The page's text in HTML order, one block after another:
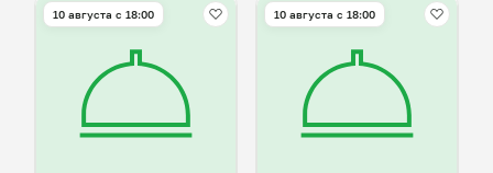
10 августа с 18:00 10 августа с 18:00